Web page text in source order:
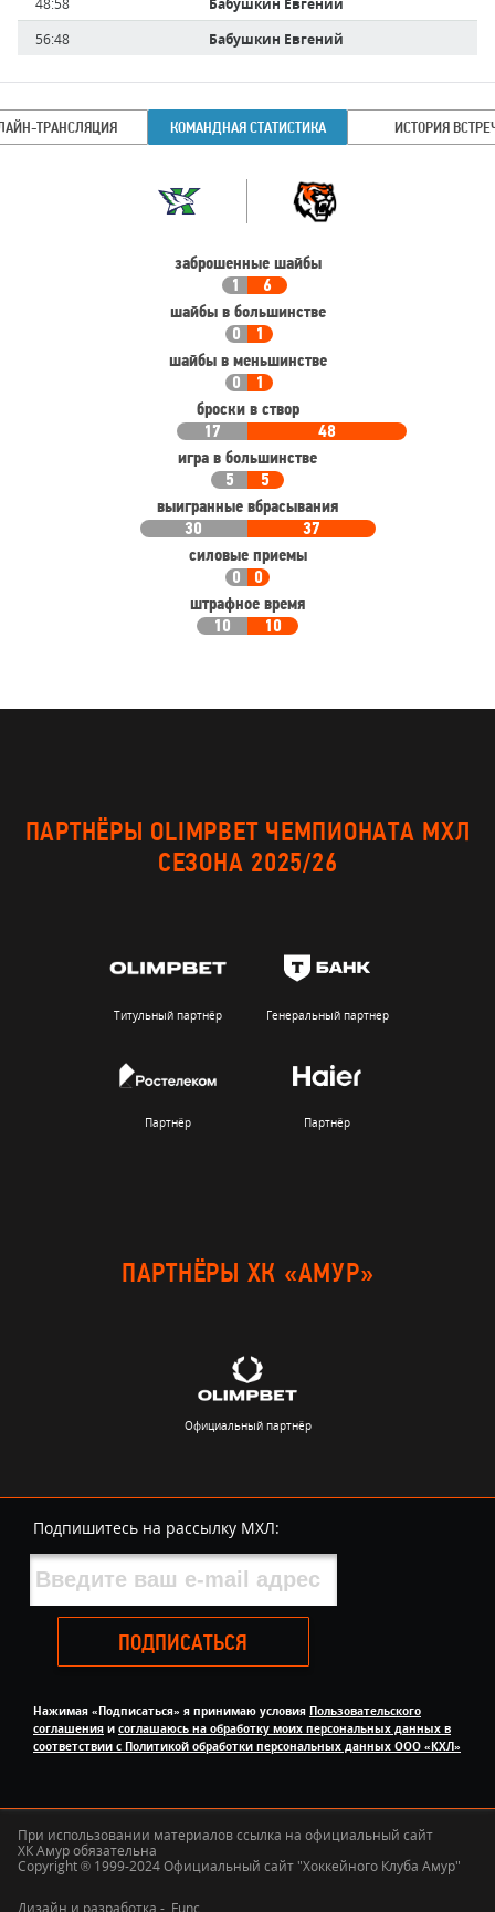
48:58
Бабушкин Евгений
56:48
Бабушкин Евгений
ТРАНСЛЯЦИЯ КОМАНДНАЯ СТАТИСТИКА ИСТОРИЯ
Команда
заброшенные шайбы
1
6
шайбы в большинстве
0
1
шайбы в меньшинстве
0
1
броски в створ
17
48
игра в большинстве
5
5
выигранные вбрасывания
30
37
силовые приемы
0
0
штрафное время
10
10
ПАРТНЁРЫ OLIMPBET ЧЕМПИОНАТА МХЛ
СЕЗОНА 2025/26
Титульный партнёр Генеральный партнер
Партнёр Партнёр
ПАРТНЁРЫ ХК «АМУР»
Официальный партнёр
Подпишитесь на рассылку МХЛ:
ПОДПИСАТЬСЯ
Нажимая «Подписаться» я принимаю условия Пользовательского
соглашения и соглашаюсь на обработку моих персональных данных в
соответствии с Политикой обработки персональных данных ООО «КХЛ»
При использовании материалов ссылка на официальный сайт
ХК Амур обязательна
Copyright ® 1999-2024 Официальный сайт "Хоккейного Клуба Амур"
Дизайн и разработка - Func.